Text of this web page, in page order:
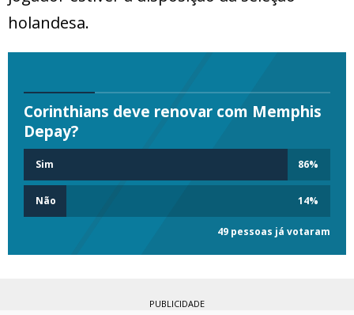
holandesa.
Corinthians deve renovar com Memphis
Depay?
Sim 86%
Não 14%
49 pessoas já votaram
PUBLICIDADE